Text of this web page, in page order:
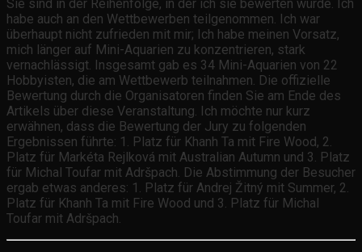
Sie sind in der Reihenfolge, in der ich sie bewerten würde. Ich
habe auch an den Wettbewerben teilgenommen. Ich war
überhaupt nicht zufrieden mit mir; Ich habe meinen Vorsatz,
mich länger auf Mini-Aquarien zu konzentrieren, stark
vernachlässigt. Insgesamt gab es 34 Mini-Aquarien von 22
Hobbyisten, die am Wettbewerb teilnahmen. Die offizielle
Bewertung durch die Organisatoren finden Sie am Ende des
Artikels über diese Veranstaltung. Ich möchte nur kurz
erwähnen, dass die Bewertung der Jury zu folgenden
Ergebnissen führte: 1. Platz für Khanh Ta mit Fire Wood, 2.
Platz für Markéta Rejlková mit Australian Autumn und 3. Platz
für Michal Toufar mit Adršpach. Die Abstimmung der Besucher
ergab etwas anderes: 1. Platz für Andrej Žitný mit Summer, 2.
Platz für Khanh Ta mit Fire Wood und 3. Platz für Michal
Toufar mit Adršpach.